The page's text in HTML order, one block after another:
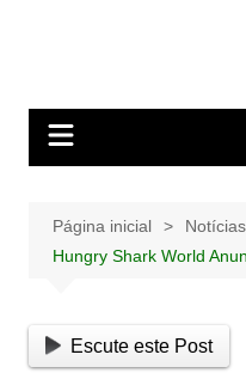
Página inicial
Notícias
Hungry Shark World
Escute este Post